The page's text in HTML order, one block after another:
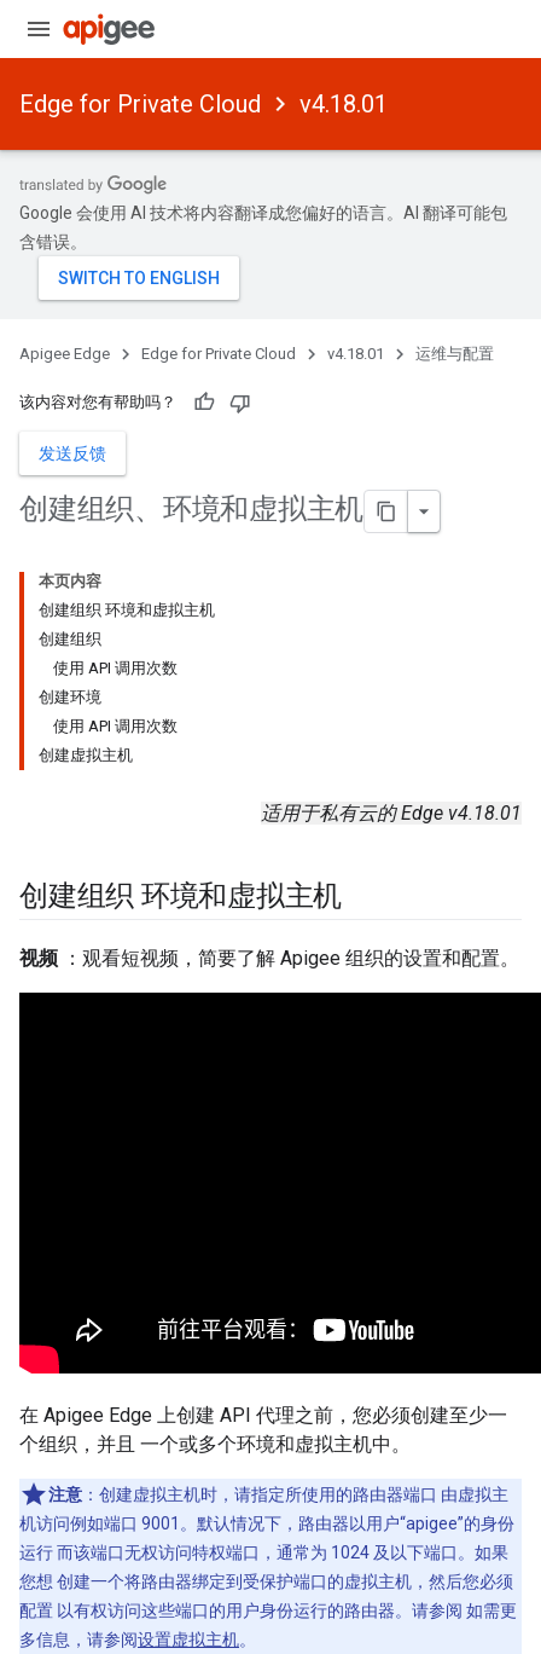
Edge for Private Cloud v4.18.01
Google 会使用 AI 技术将内容翻译成您偏好的语言。AI 翻译可能包
含错误。
Apigee Edge Edge for Private Cloud v4.18.01 运维与配置
该内容对您有帮助吗？
发送反馈
创建组织、环境和虚拟主机
本页内容
创建组织 环境和虚拟主机
创建组织
使用 API 调用次数
创建环境
使用 API 调用次数
创建虚拟主机
适用于私有云的 Edge v4.18.01
创建组织 环境和虚拟主机
视频 ：观看短视频，简要了解 Apigee 组织的设置和配置。
在 Apigee Edge 上创建 API 代理之前，您必须创建至少一
个组织，并且 一个或多个环境和虚拟主机中。
注意 ：创建虚拟主机时，请指定所使用的路由器端口 由虚拟主
机访问例如端口 9001。默认情况下，路由器以用户“apigee”的身份
运行 而该端口无权访问特权端口，通常为 1024 及以下端口。如果
您想 创建一个将路由器绑定到受保护端口的虚拟主机，然后您必须
配置 以有权访问这些端口的用户身份运行的路由器。请参阅 如需更
多信息，请参阅设置虚拟主机。